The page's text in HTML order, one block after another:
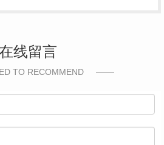
线留言
TO RECOMMEND